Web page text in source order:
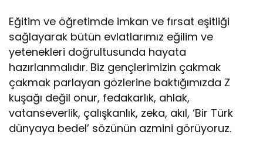
Eğitim ve öğretimde imkan ve fırsat eşitliği
sağlayarak bütün evlatlarımız eğilim ve
yetenekleri doğrultusunda hayata
hazırlanmalıdır. Biz gençlerimizin çakmak
çakmak parlayan gözlerine baktığımızda Z
kuşağı değil onur, fedakarlık, ahlak,
vatanseverlik, çalışkanlık, zeka, akıl, ‘Bir Türk
dünyaya bedel’ sözünün azmini görüyoruz.